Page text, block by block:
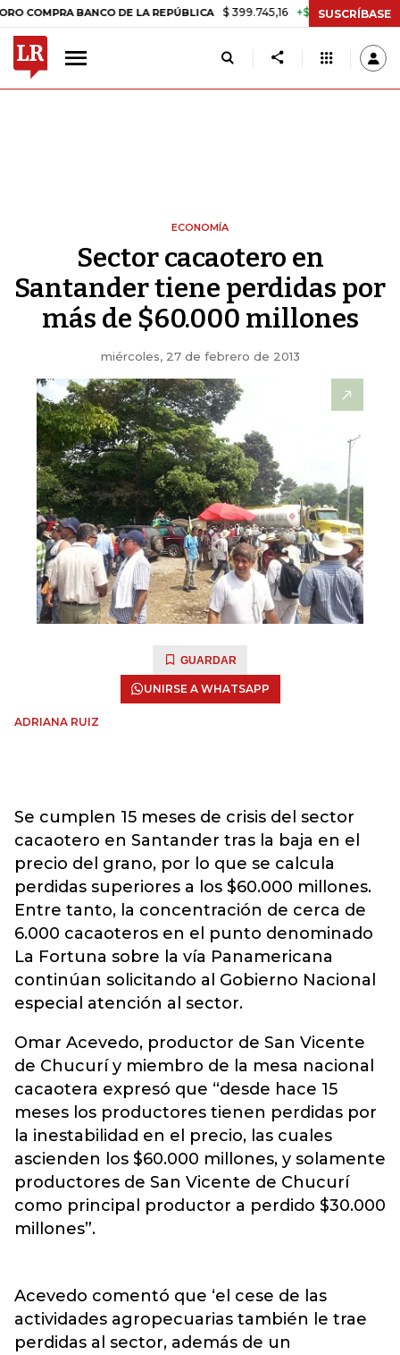
BANCO DE LA REPÚBLICA $ 399.745,16 +$ 2.295,71 +0,58%
SUSCRÍBASE
ECONOMÍA
Sector cacaotero en
Santander tiene perdidas por
más de $60.000 millones
miércoles, 27 de febrero de 2013
GUARDAR
UNIRSE A WHATSAPP
ADRIANA RUIZ
Se cumplen 15 meses de crisis del sector
cacaotero en Santander tras la baja en el
precio del grano, por lo que se calcula
perdidas superiores a los $60.000 millones.
Entre tanto, la concentración de cerca de
6.000 cacaoteros en el punto denominado
La Fortuna sobre la vía Panamericana
continúan solicitando al Gobierno Nacional
especial atención al sector.
Omar Acevedo, productor de San Vicente
de Chucurí y miembro de la mesa nacional
cacaotera expresó que “desde hace 15
meses los productores tienen perdidas por
la inestabilidad en el precio, las cuales
ascienden los $60.000 millones, y solamente
productores de San Vicente de Chucurí
como principal productor a perdido $30.000
millones”.
Acevedo comentó que ‘el cese de las
actividades agropecuarias también le trae
perdidas al sector, además de un